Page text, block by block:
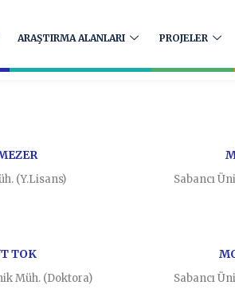
ARAŞTIRMA ALANLARI PROJELER
(Y.Lisans) Sabancı
TOK
Müh. (Doktora) Sabancı